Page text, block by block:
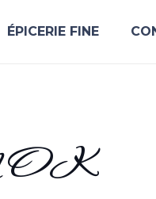
ÉPICERIE FINE